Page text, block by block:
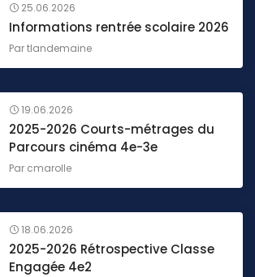
25.06.2026
Informations rentrée scolaire 2026
Partlandemaine
19.06.2026
2025-2026 Courts-métrages du
Parcours cinéma 4e-3e
Par cmarolle
18.06.2026
2025-2026 Rétrospective Classe
Engagée 4e2